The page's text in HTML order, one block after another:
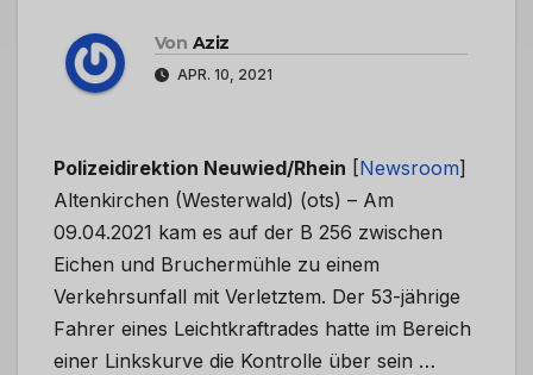
Von Aziz
APR. 10, 2021
Polizeidirektion Neuwied/Rhein [Newsroom]
Altenkirchen (Westerwald) (ots) – Am
09.04.2021 kam es auf der B 256 zwischen
Eichen und Bruchermühle zu einem
Verkehrsunfall mit Verletztem. Der 53-jährige
Fahrer eines Leichtkraftrades hatte im Bereich
einer Linkskurve die Kontrolle über sein …